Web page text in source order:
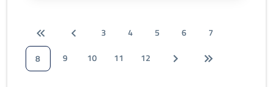
3 4 5 6
7
8
9 10 11 12